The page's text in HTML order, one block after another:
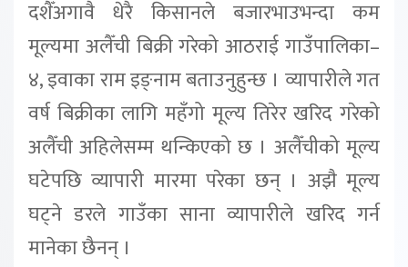
दशैँअगावै धेरै किसानले बजारभाउभन्दा कम
मूल्यमा अलैँची बिक्री गरेको आठराई गाउँपालिका–
४, इवाका राम इङ्नाम बताउनुहुन्छ । व्यापारीले गत
वर्ष बिक्रीका लागि महँगो मूल्य तिरेर खरिद गरेको
अलैँची अहिलेसम्म थन्किएको छ । अलैँचीको मूल्य
घटेपछि व्यापारी मारमा परेका छन् । अझै मूल्य
घट्ने डरले गाउँका साना व्यापारीले खरिद गर्न
मानेका छैनन् ।